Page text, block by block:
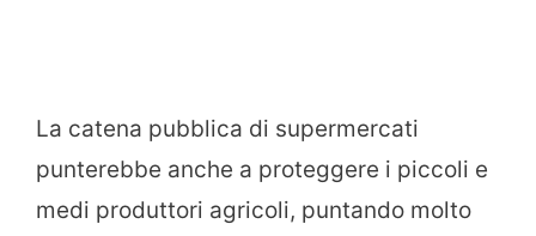
La catena pubblica di supermercati
punterebbe anche a proteggere i piccoli e
medi produttori agricoli, puntando molto